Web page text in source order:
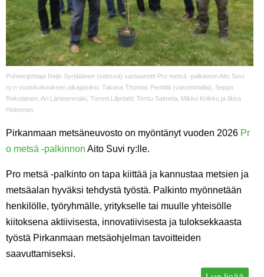
Puheenjohtaja Reijo Syrjäläinen (edessä) vastaanotti Pro metsä -palkinnon Aito Suvi
ry:n vuosikokouksen alkajaisiksi. Takana Thomas Penttilä (vasemmalla), Seppo
Rekolainen, Ari Lähteenmäki, Tommi Liljedahl, Terttu Salmela, Mikko Kriikku ja Ilkka
Heinonen.
Pirkanmaan metsäneuvosto on myöntänyt vuoden 2026 Pr
o metsä -palkinnon Aito Suvi ry:lle.
Pro metsä -palkinto on tapa kiittää ja kannustaa metsien ja
metsäalan hyväksi tehdystä työstä. Palkinto myönnetään
henkilölle, työryhmälle, yritykselle tai muulle yhteisölle
kiitoksena aktiivisesta, innovatiivisesta ja tuloksekkaasta
työstä Pirkanmaan metsäohjelman tavoitteiden
saavuttamiseksi.